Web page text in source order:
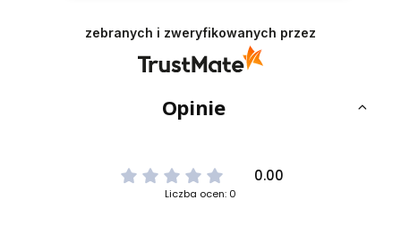
zebranych i zweryfikowanych przez
Opinie
0.00
Liczba ocen: 0